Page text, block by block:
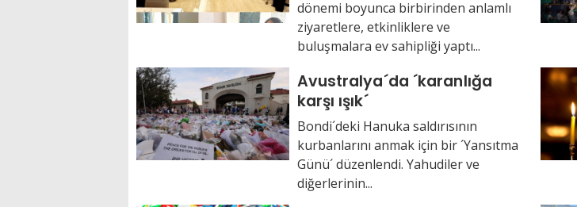
dönemi boyunca birbirinden anlamlı
ziyaretlere, etkinliklere ve
buluşmalara ev sahipliği yaptı...
Avustralya´da ´karanlığa
karşı ışık´
Bondi´deki Hanuka saldırısının
kurbanlarını anmak için bir ´Yansıtma
Günü´ düzenlendi. Yahudiler ve
diğerlerinin...